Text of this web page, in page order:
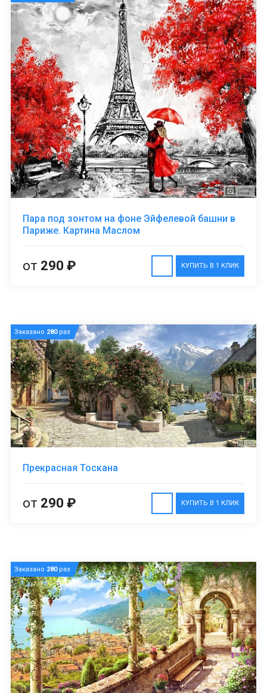
Пара под зонтом на фоне Эйфелевой башни в
Париже. Картина Маслом
КУПИТЬ В 1 КЛИК
от 290 ₽
Заказано 280раз
Прекрасная Тоскана
КУПИТЬ В 1 КЛИК
от 290 ₽
Заказано 280раз